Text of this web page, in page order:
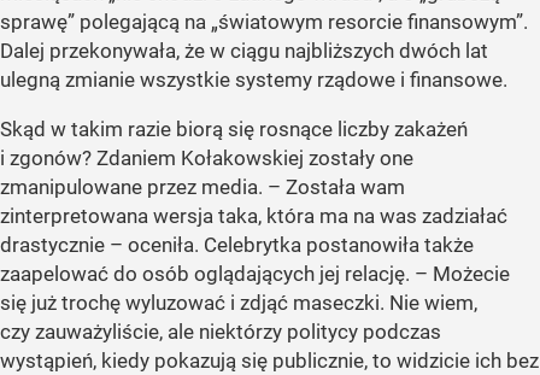
sprawę” polegającą na „światowym resorcie finansowym”.
Dalej przekonywała, że w ciągu najbliższych dwóch lat
ulegną zmianie wszystkie systemy rządowe i finansowe.
Skąd w takim razie biorą się rosnące liczby zakażeń
i zgonów? Zdaniem Kołakowskiej zostały one
zmanipulowane przez media. – Została wam
zinterpretowana wersja taka, która ma na was zadziałać
drastycznie – oceniła. Celebrytka postanowiła także
zaapelować do osób oglądających jej relację. – Możecie
się już trochę wyluzować i zdjąć maseczki. Nie wiem,
czy zauważyliście, ale niektórzy politycy podczas
wystąpień, kiedy pokazują się publicznie, to widzicie ich bez